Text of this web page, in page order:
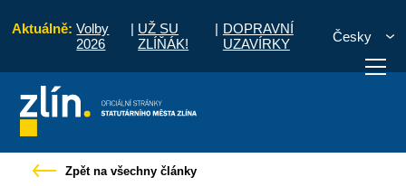
Aktuálně: Volby
2026
| UŽ SU
ZLÍŇÁK!
| DOPRAVNÍ
UZAVÍRKY
Česky
vyřídit Potřebuji zaplatit
Zpět na všechny články